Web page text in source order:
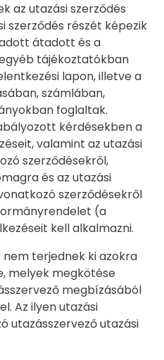
az utazási szerződés
szerződés részét képezik
átadott és a
tájékoztatókban
lapon, illetve a
számlában,
foglaltak.
kérdésekben a
valamint az utazási
szerződésekről,
és az utazási
szerződésekről
(a
kell alkalmazni.
terjednek ki azokra
melyek megkötése
megbízásából
Az ilyen utazási
utazásszervező utazási